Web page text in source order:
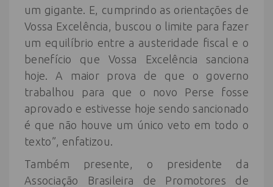
um gigante. E, cumprindo as orientações de
Vossa Excelência, buscou o limite para fazer
um equilíbrio entre a austeridade fiscal e o
benefício que Vossa Excelência sanciona
hoje. A maior prova de que o governo
trabalhou para que o novo Perse fosse
aprovado e estivesse hoje sendo sancionado
é que não houve um único veto em todo o
texto”, enfatizou.
Também presente, o presidente da
Associação Brasileira de Promotores de